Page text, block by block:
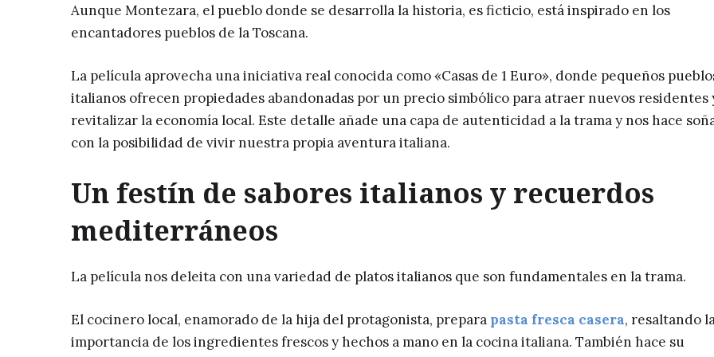
Aunque Montezara, el pueblo donde se desarrolla la historia, es ficticio, está inspirado en los
encantadores pueblos de la Toscana.
La película aprovecha una iniciativa real conocida como «Casas de 1 Euro», donde pequeños
italianos ofrecen propiedades abandonadas por un precio simbólico para atraer nuevos residentes
revitalizar la economía local. Este detalle añade una capa de autenticidad a la trama y nos hace
con la posibilidad de vivir nuestra propia aventura italiana.
Un festín de sabores italianos y recuerdos
mediterráneos
La película nos deleita con una variedad de platos italianos que son fundamentales en la trama.
El cocinero local, enamorado de la hija del protagonista, prepara pasta fresca casera, resaltando
importancia de los ingredientes frescos y hechos a mano en la cocina italiana. También hace su